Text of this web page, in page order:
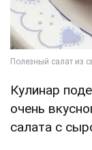
Кулинар
очень
салата с